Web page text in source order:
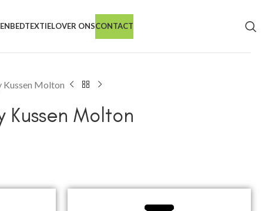
BEDTEXTIELOVER ONSCONTACT
Kussen Molton
Kussen Molton